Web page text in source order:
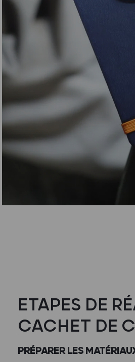
ETAPES DE
CACHET DE
PRÉPARER LES